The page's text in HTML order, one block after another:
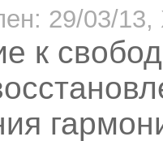
29/03/13,
к